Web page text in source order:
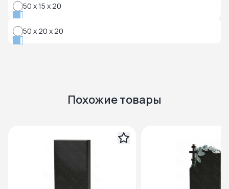
50 x 15 x 20
50 x 20 x 20
Похожие товары